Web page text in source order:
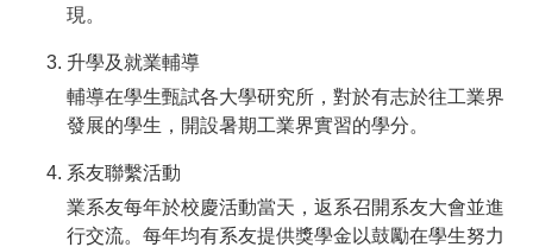
現。
升學及就業輔導
輔導在學生甄試各大學研究所，對於有志於往工業界
發展的學生，開設暑期工業界實習的學分。
系友聯繫活動
業系友每年於校慶活動當天，返系召開系友大會並進
行交流。每年均有系友提供獎學金以鼓勵在學生努力